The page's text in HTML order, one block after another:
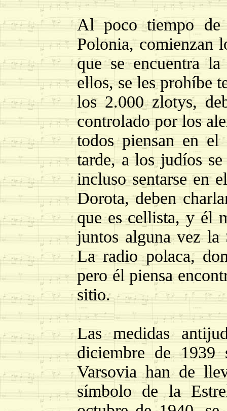
Al poco tiempo de
Polonia, comienzan
que se encuentra
ellos, se les prohíbe
los 2.000 zlotys,
controlado por los
todos piensan en
tarde, a los judíos
incluso sentarse en
Dorota, deben
que es cellista, y él
juntos alguna vez
La radio polaca,
pero él piensa
sitio.
Las medidas
diciembre de 1939
Varsovia han de
símbolo de la